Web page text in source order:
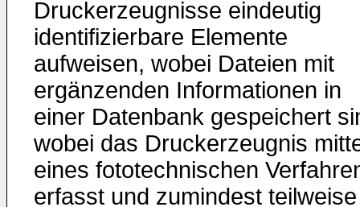
Druckerzeugnisse eindeutig
identifizierbare Elemente
aufweisen, wobei Dateien mit
ergänzenden Informationen in
einer Datenbank gespeichert
wobei das Druckerzeugnis
eines fototechnischen
erfasst und zumindest teilweise